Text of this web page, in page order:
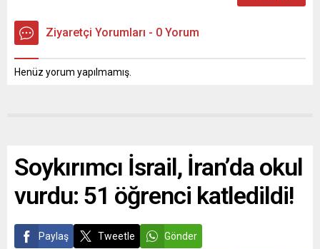
Ziyaretçi Yorumları - 0 Yorum
Henüz yorum yapılmamış.
Soykırımcı İsrail, İran’da okul
vurdu: 51 öğrenci katledildi!
Paylaş Tweetle Gönder